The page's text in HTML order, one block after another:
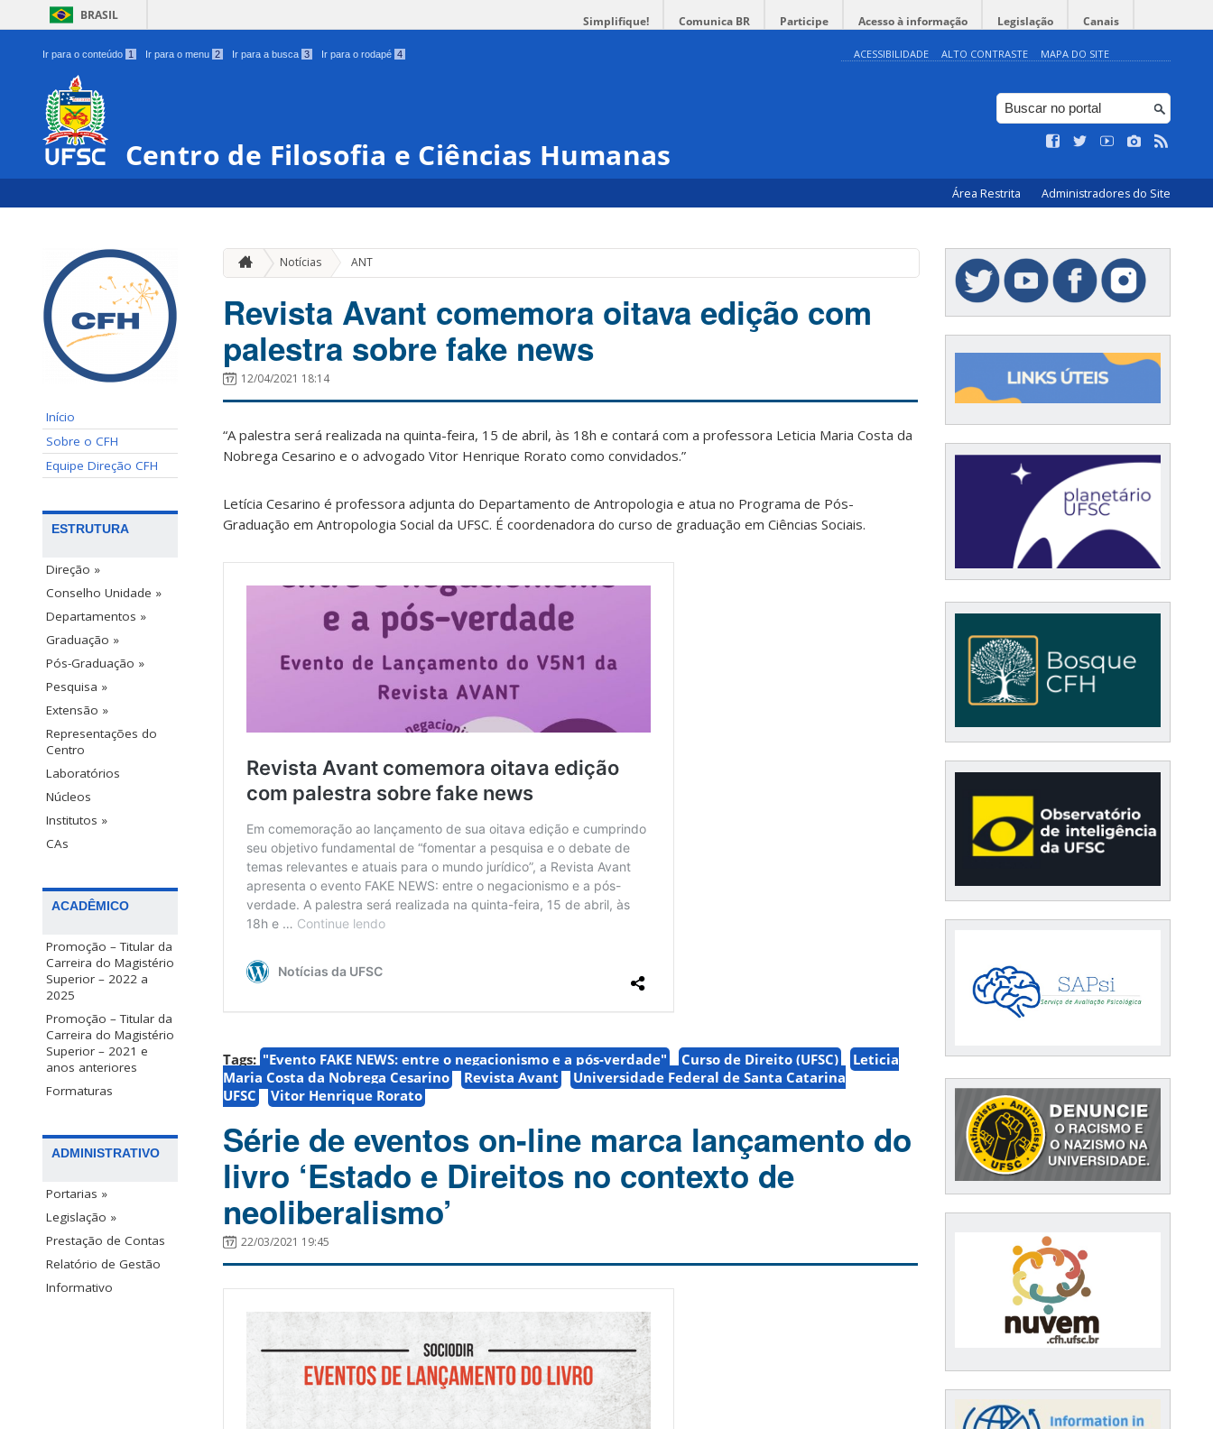
BRASIL Simplifique! Comunica BR Participe Acesso à informação Legislação Canais
Ir para o conteúdo 1 Ir para o menu 2 Ir para a busca 3 Ir para o rodapé 4 ACESSIBILIDADE ALTO CONTRASTE MAPA DO SITE
Centro de Filosofia e Ciências Humanas
Área Restrita Administradores do Site
Início
Sobre o CFH
Equipe Direção CFH
ESTRUTURA
Direção »
Conselho Unidade »
Departamentos »
Graduação »
Pós-Graduação »
Pesquisa »
Extensão »
Representações do
Centro
Laboratórios
Núcleos
Institutos »
CAs
ACADÊMICO
Promoção – Titular da
Carreira do Magistério
Superior – 2022 a
2025
Promoção – Titular da
Carreira do Magistério
Superior – 2021 e
anos anteriores
Formaturas
ADMINISTRATIVO
Portarias »
Legislação »
Prestação de Contas
Relatório de Gestão
Informativo
Notícias ANT
Revista Avant comemora oitava edição com
palestra sobre fake news
12/04/2021 18:14
“A palestra será realizada na quinta-feira, 15 de abril, às 18h e contará com a professora Leticia Maria Costa da
Nobrega Cesarino e o advogado Vitor Henrique Rorato como convidados.”
Letícia Cesarino é professora adjunta do Departamento de Antropologia e atua no Programa de Pós-
Graduação em Antropologia Social da UFSC. É coordenadora do curso de graduação em Ciências Sociais.
Tags: "Evento FAKE NEWS: entre o negacionismo e a pós-verdade" Curso de Direito (UFSC)
Leticia
Maria Costa da Nobrega Cesarino
Revista Avant
Universidade Federal de Santa Catarina
UFSC
Vitor Henrique Rorato
Série de eventos on-line marca lançamento do
livro ‘Estado e Direitos no contexto de
neoliberalismo’
22/03/2021 19:45